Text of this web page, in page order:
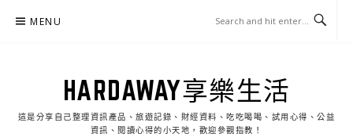
MENU
HARDAWAY享樂生活
這是分享自己整理資訊產品、旅遊記錄、財經資料、吃吃喝喝、試用心得、公益
資訊、閱讀心得的小天地，歡迎參觀指教！